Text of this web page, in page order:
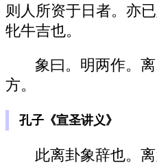
则人所资于日者。亦
牝牛吉也。
象曰。明两作。
方。
孔子《宣圣讲义》
此离卦象辞也。